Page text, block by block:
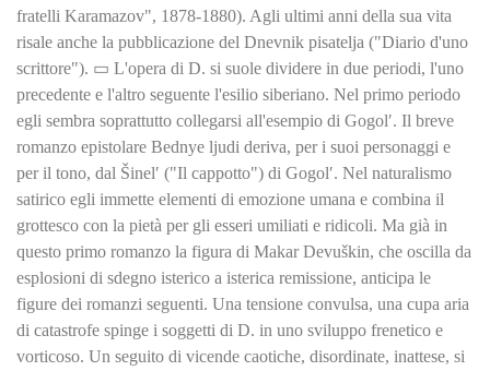
fratelli Karamazov", 1878-1880). Agli ultimi anni della sua vita
risale anche la pubblicazione del Dnevnik pisatelja ("Diario d'uno
scrittore"). ▭ L'opera di D. si suole dividere in due periodi, l'uno
precedente e l'altro seguente l'esilio siberiano. Nel primo periodo
egli sembra soprattutto collegarsi all'esempio di Gogol′. Il breve
romanzo epistolare Bednye ljudi deriva, per i suoi personaggi e
per il tono, dal Šinel′ ("Il cappotto") di Gogol′. Nel naturalismo
satirico egli immette elementi di emozione umana e combina il
grottesco con la pietà per gli esseri umiliati e ridicoli. Ma già in
questo primo romanzo la figura di Makar Devuškin, che oscilla da
esplosioni di sdegno isterico a isterica remissione, anticipa le
figure dei romanzi seguenti. Una tensione convulsa, una cupa aria
di catastrofe spinge i soggetti di D. in uno sviluppo frenetico e
vorticoso. Un seguito di vicende caotiche, disordinate, inattese, si